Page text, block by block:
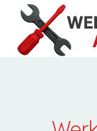
Zum
Inhalt
springen